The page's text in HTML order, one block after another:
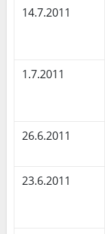
14.7.2011
1.7.2011
26.6.2011
23.6.2011